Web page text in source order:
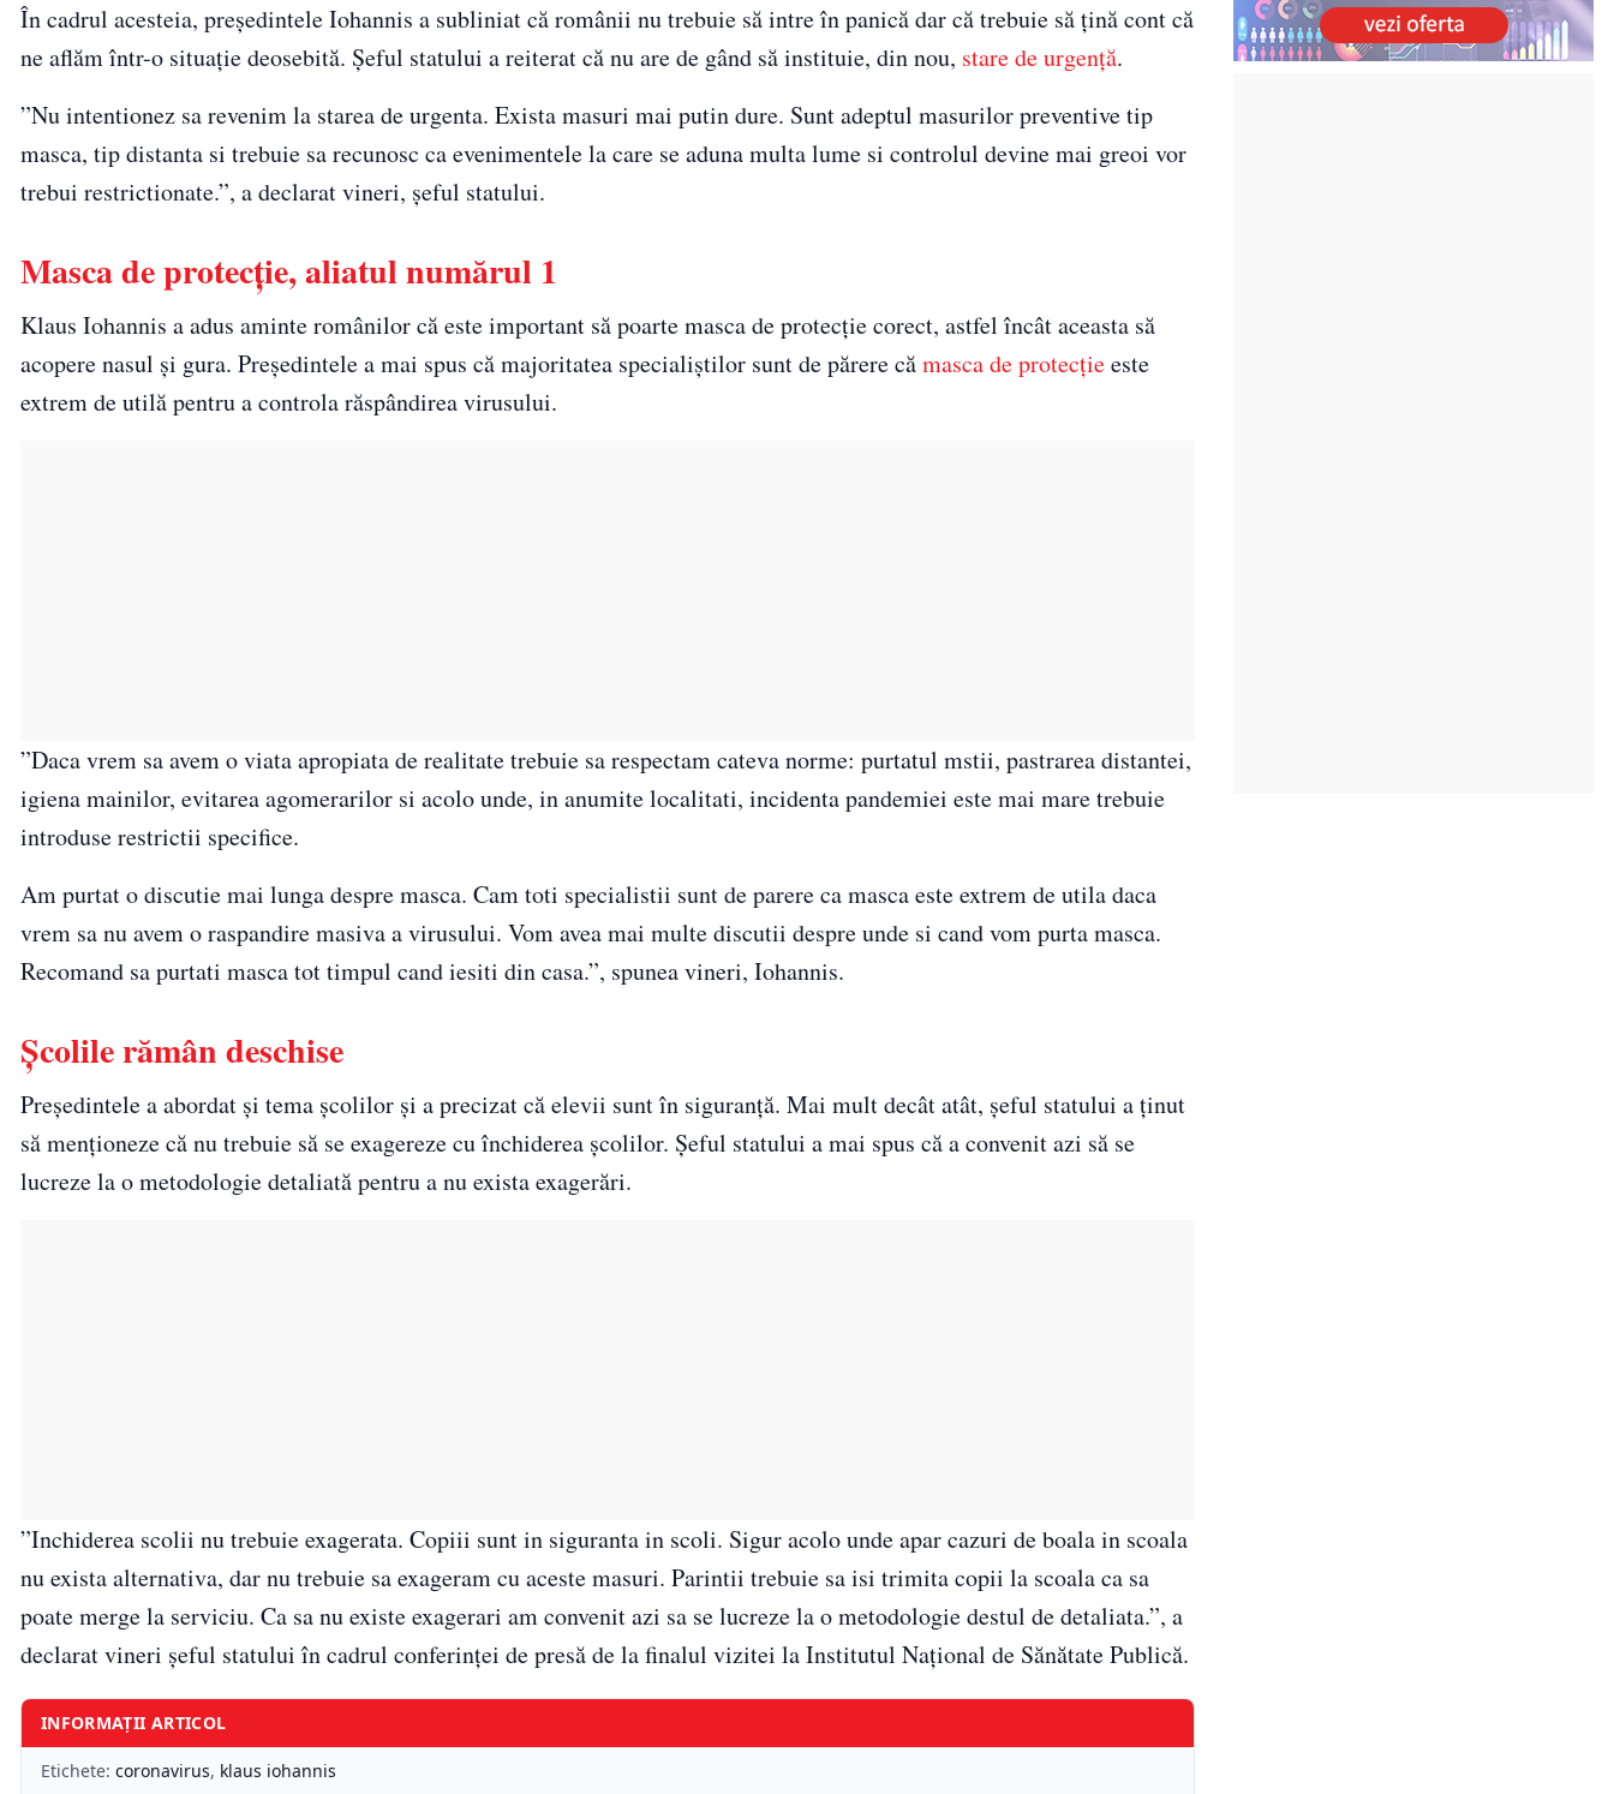
În cadrul acesteia, președintele Iohannis a subliniat că românii nu trebuie să intre în panică dar că trebuie să țină cont că
ne aflăm într-o situație deosebită. Șeful statului a reiterat că nu are de gând să instituie, din nou, stare de urgență.
”Nu intentionez sa revenim la starea de urgenta. Exista masuri mai putin dure. Sunt adeptul masurilor preventive tip
masca, tip distanta si trebuie sa recunosc ca evenimentele la care se aduna multa lume si controlul devine mai greoi vor
trebui restrictionate.”, a declarat vineri, șeful statului.
Masca de protecție, aliatul numărul 1
Klaus Iohannis a adus aminte românilor că este important să poarte masca de protecție corect, astfel încât aceasta să
acopere nasul și gura. Președintele a mai spus că majoritatea specialiștilor sunt de părere cămasca de protecțieeste
extrem de utilă pentru a controla răspândirea virusului.
”Daca vrem sa avem o viata apropiata de realitate trebuie sa respectam cateva norme: purtatul mstii, pastrarea distantei,
igiena mainilor, evitarea agomerarilor si acolo unde, in anumite localitati, incidenta pandemiei este mai mare trebuie
introduse restrictii specifice.
Am purtat o discutie mai lunga despre masca. Cam toti specialistii sunt de parere ca masca este extrem de utila daca
vrem sa nu avem o raspandire masiva a virusului. Vom avea mai multe discutii despre unde si cand vom purta masca.
Recomand sa purtati masca tot timpul cand iesiti din casa.”, spunea vineri, Iohannis.
Școlile rămân deschise
Președintele a abordat și tema școlilor și a precizat că elevii sunt în siguranță. Mai mult decât atât, șeful statului a ținut
să menționeze că nu trebuie să se exagereze cu închiderea școlilor. Șeful statului a mai spus că a convenit azi să se
lucreze la o metodologie detaliată pentru a nu exista exagerări.
”Inchiderea scolii nu trebuie exagerata. Copiii sunt in siguranta in scoli. Sigur acolo unde apar cazuri de boala in scoala
nu exista alternativa, dar nu trebuie sa exageram cu aceste masuri. Parintii trebuie sa isi trimita copii la scoala ca sa
poate merge la serviciu. Ca sa nu existe exagerari am convenit azi sa se lucreze la o metodologie destul de detaliata.”, a
declarat vineri șeful statului în cadrul conferinței de presă de la finalul vizitei la Institutul Național de Sănătate Publică.
INFORMAȚII ARTICOL
Etichete: coronavirus, klaus iohannis